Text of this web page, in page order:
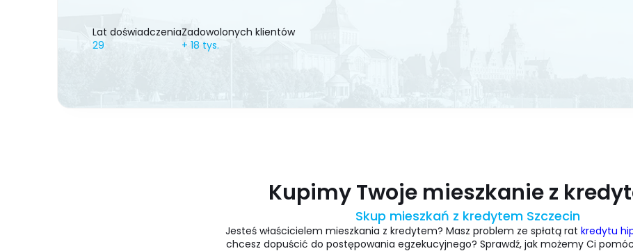
Lat doświadczenia
29
Zadowolonych klientów
+ 18 tys.
Kupimy Twoje mieszkanie z
Skup mieszkań z kredytem Szczecin
Jesteś właścicielem mieszkania z kredytem? Masz problem ze spłatą rat kredytu
chcesz dopuścić do postępowania egzekucyjnego? Sprawdź, jak możemy Ci